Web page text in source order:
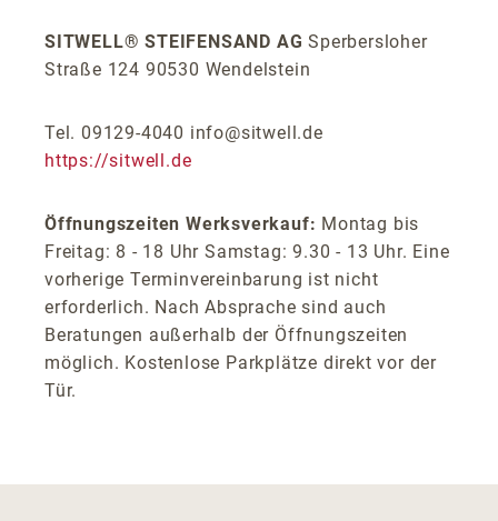
SITWELL® STEIFENSAND AG Sperbersloher
Straße 124 90530 Wendelstein
Tel. 09129-4040 info@sitwell.de
https://sitwell.de
Öffnungszeiten Werksverkauf: Montag bis
Freitag: 8 - 18 Uhr Samstag: 9.30 - 13 Uhr. Eine
vorherige Terminvereinbarung ist nicht
erforderlich. Nach Absprache sind auch
Beratungen außerhalb der Öffnungszeiten
möglich. Kostenlose Parkplätze direkt vor der
Tür.